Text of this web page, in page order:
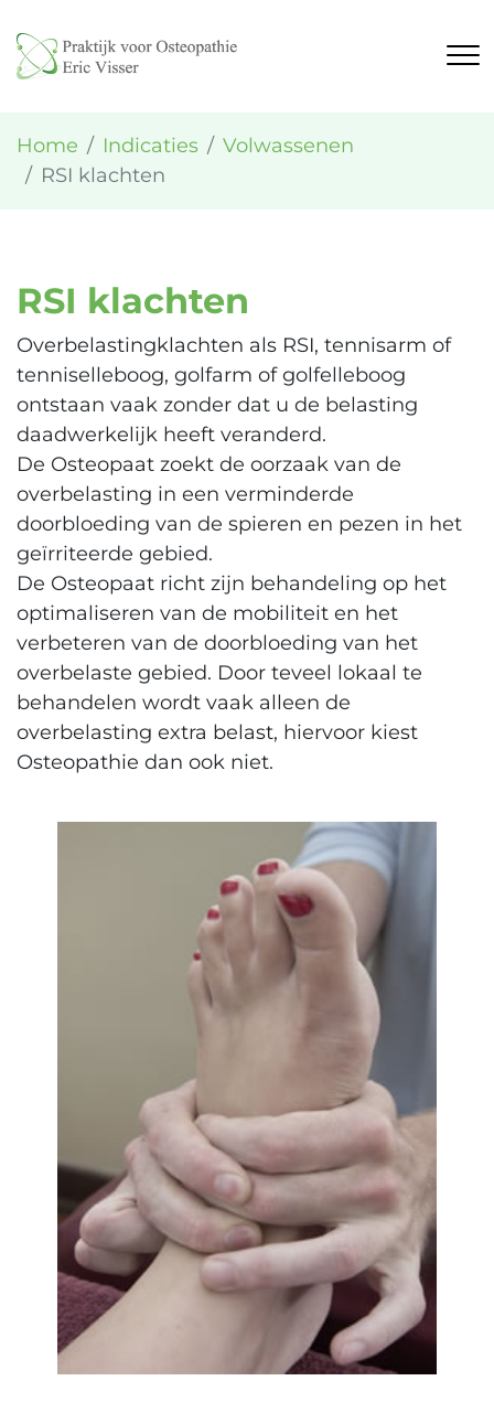
Home Indicaties
Volwassenen
RSI klachten
RSI klachten
Overbelastingklachten als RSI, tennisarm of
tenniselleboog, golfarm of golfelleboog
ontstaan vaak zonder dat u de belasting
daadwerkelijk heeft veranderd.
De Osteopaat zoekt de oorzaak van de
overbelasting in een verminderde
doorbloeding van de spieren en pezen in het
geïrriteerde gebied.
De Osteopaat richt zijn behandeling op het
optimaliseren van de mobiliteit en het
verbeteren van de doorbloeding van het
overbelaste gebied. Door teveel lokaal te
behandelen wordt vaak alleen de
overbelasting extra belast, hiervoor kiest
Osteopathie dan ook niet.